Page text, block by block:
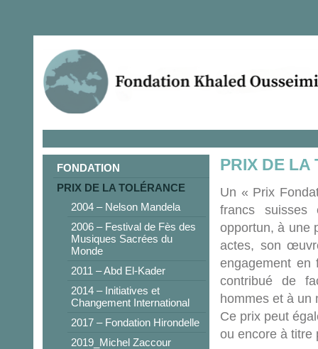
FONDATION
PRIX DE LA TOLÉRANCE
2004 – Nelson Mandela
2006 – Festival de Fès des
Musiques Sacrées du
Monde
2011 – Abd El-Kader
2014 – Initiatives et
Changement International
2017 – Fondation Hirondelle
2019_Michel Zaccour
PRIX DE LA
Un « Prix
francs suisses
opportun, à une
actes, son
engagement en
contribué de
hommes et à un
Ce prix peut
ou encore à titre